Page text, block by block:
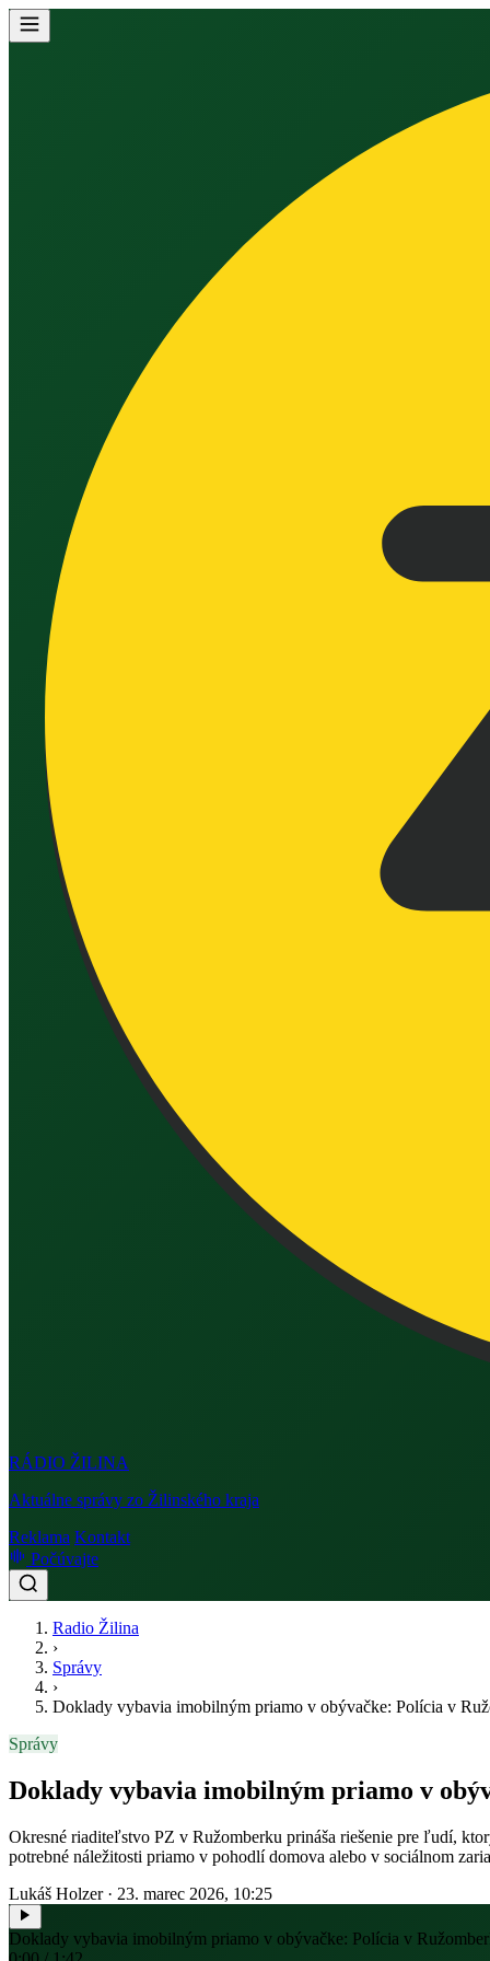
RÁDIO ŽILINA
Aktuálne správy zo Žilinského kraja
Reklama Kontakt
Počúvajte
Radio Žilina
›
Správy
›
Doklady vybavia imobilným priamo v obývačke: Polícia v
Správy
Doklady vybavia imobilným priamo v
Okresné riaditeľstvo PZ v Ružomberku prináša riešenie pre ľudí,
potrebné náležitosti priamo v pohodlí domova alebo v sociálnom
Lukáš Holzer · 23. marec 2026, 10:25
Doklady vybavia imobilným priamo v obývačke: Polícia v